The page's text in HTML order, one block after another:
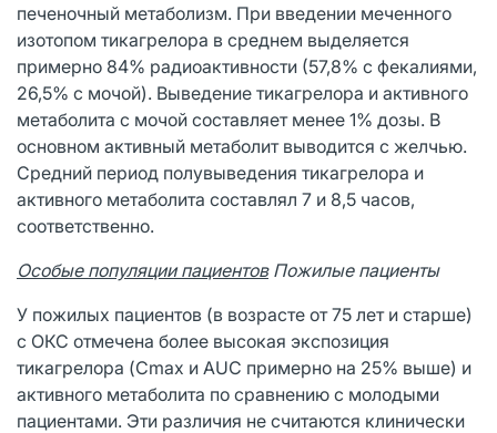
печеночный метаболизм. При введении меченного
изотопом тикагрелора в среднем выделяется
примерно 84% радиоактивности (57,8% с фекалиями,
26,5% с мочой). Выведение тикагрелора и активного
метаболита с мочой составляет менее 1% дозы. В
основном активный метаболит выводится с желчью.
Средний период полувыведения тикагрелора и
активного метаболита составлял 7 и 8,5 часов,
соответственно.
Особые популяции пациентов Пожилые пациенты
У пожилых пациентов (в возрасте от 75 лет и старше)
с ОКС отмечена более высокая экспозиция
тикагрелора (Cmax и AUC примерно на 25% выше) и
активного метаболита по сравнению с молодыми
пациентами. Эти различия не считаются клинически